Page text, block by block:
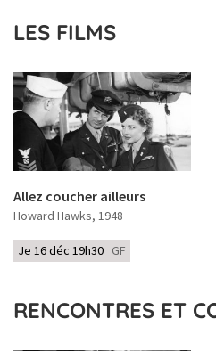
LES FILMS
Allez coucher ailleurs
Howard Hawks, 1948
Je 16 déc 19h30 GF
RENCONTRES ET